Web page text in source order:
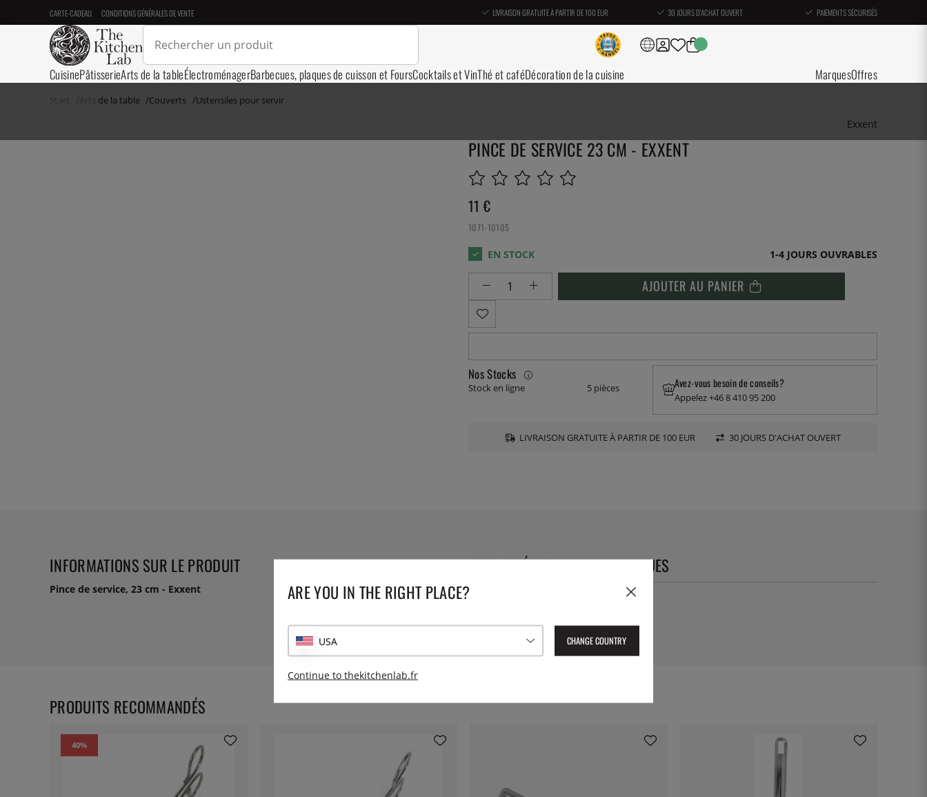
CARTE-CADEAU CONDITIONS GÉNÉRALES DE VENTE LIVRAISON GRATUITE À PARTIR DE 100 EUR 30 JOURS D'ACHAT OUVERT PAIEMENTS SÉCURISÉS
CuisinePâtisserieArts de la tableÉlectroménagerBarbecues, plaques de cuisson et FoursCocktails et VinThé et caféDécoration de la cuisine MarquesOffres
Start Arts de la table Couverts Ustensiles pour servir
Exxent
PINCE DE SERVICE 23 CM - EXXENT
11 €
1071-10105
1-4 JOURS OUVRABLES
AJOUTER AU PANIER
Nos Stocks
Stock en ligne 5 pièces Avez-vous besoin de conseils?
Appelez +46 8 410 95 200
LIVRAISON GRATUITE À PARTIR DE 100 EUR 30 JOURS D'ACHAT OUVERT
INFORMATIONS SUR LE PRODUIT
Pince de service, 23 cm - Exxent
CARACTÉRISTIQUES TECHNIQUES
40%
PRODUITS RECOMMANDÉS
ARE YOU IN THE RIGHT PLACE?
USA CHANGE COUNTRY
Continue to thekitchenlab.fr